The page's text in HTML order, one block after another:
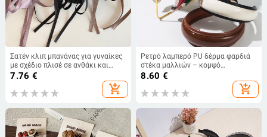
Σατέν κλιπ μπανάνας για γυναίκες
με σχέδιο πλισέ σε ανθάκι και
όγκο στα μαλλιά πίσω από το
κεφάλι, κορεατικό χαλαρό στυλ
7.76 €
add_shopping_cart
Ρετρό λαμπερό PU δέρμα φαρδιά
στέκα μαλλιών – κομψό
καθημερινό αξεσουάρ μαλλιών
8.60 €
add_shopping_cart